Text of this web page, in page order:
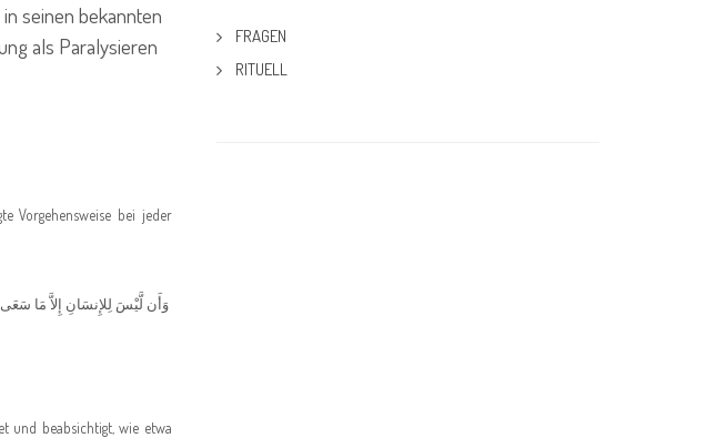
seinen bekannten
als Paralysieren
Vorgehensweise bei jeder
وَأَن لَّيْسَ لِلإِنسَانِ إِلاَّ مَا سَعَى
und beabsichtigt, wie etwa
FRAGEN
RITUELL